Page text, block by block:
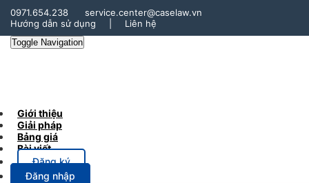
0971.654.238
service.center@caselaw.vn
Hướng dẫn sử dụng
Liên hệ
Toggle Navigation
Giới thiệu
Giải pháp
Bảng giá
Bài viết
Đăng ký
Đăng nhập